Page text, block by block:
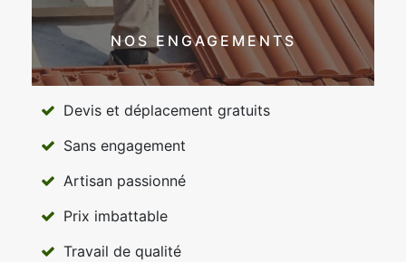
NOS ENGAGEMENTS
Devis et déplacement gratuits
Sans engagement
Artisan passionné
Prix imbattable
Travail de qualité